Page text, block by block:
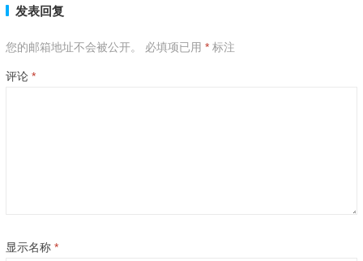
发表回复
您的邮箱地址不会被公开。 必填项已用 *标注
评论 *
显示名称 *